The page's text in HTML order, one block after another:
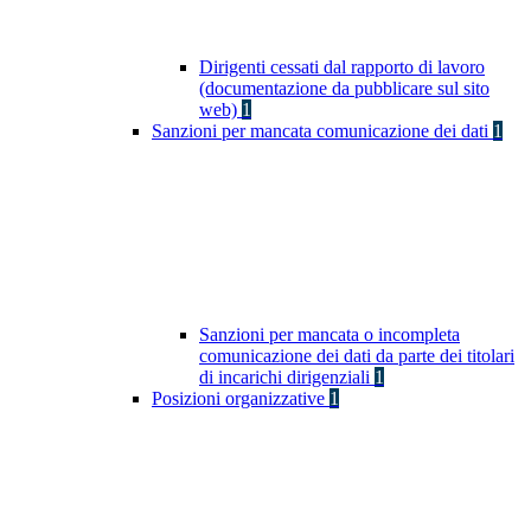
Dirigenti cessati dal rapporto di lavoro
(documentazione da pubblicare sul sito
web) 1
Sanzioni per mancata comunicazione dei dati 1
Sanzioni per mancata o incompleta
comunicazione dei dati da parte dei titolari
di incarichi dirigenziali 1
Posizioni organizzative 1